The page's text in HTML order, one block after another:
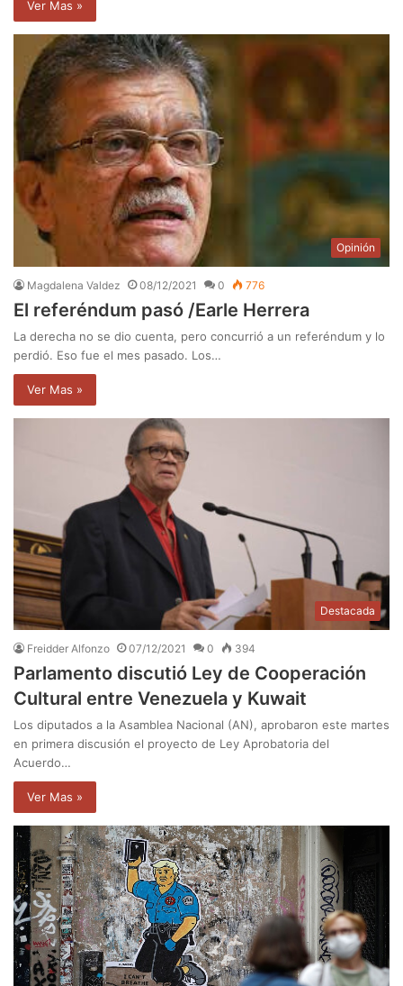
Ver Mas »
Opinión
Magdalena Valdez 08/12/2021 0 776
El referéndum pasó /Earle Herrera
La derecha no se dio cuenta, pero concurrió a un referéndum y lo
perdió. Eso fue el mes pasado. Los…
Ver Mas »
Destacada
Freidder Alfonzo 07/12/2021 0 394
Parlamento discutió Ley de Cooperación
Cultural entre Venezuela y Kuwait
Los diputados a la Asamblea Nacional (AN), aprobaron este martes
en primera discusión el proyecto de Ley Aprobatoria del
Acuerdo…
Ver Mas »